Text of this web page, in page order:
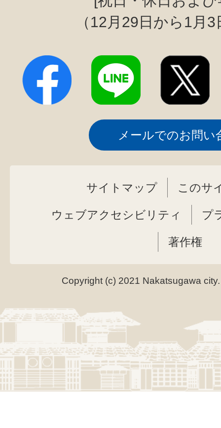
（12月29日から1月
メールでのお問い
サイトマップ このサ
ウェブアクセシビリティ プ
著作権
Copyright (c) 2021 Nakatsugawa